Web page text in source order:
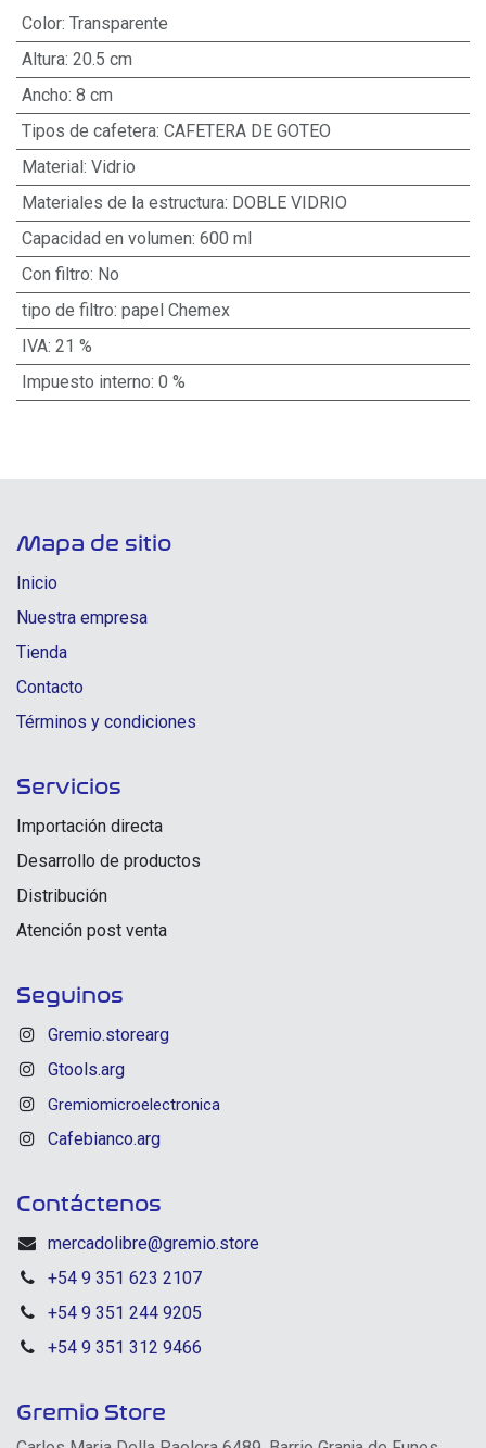
Color: Transparente
Altura: 20.5 cm
Ancho: 8 cm
Tipos de cafetera: CAFETERA DE GOTEO
Material: Vidrio
Materiales de la estructura: DOBLE VIDRIO
Capacidad en volumen: 600 ml
Con filtro: No
tipo de filtro: papel Chemex
IVA: 21 %
Impuesto interno: 0 %
Mapa de sitio
Inicio
Nuestra empresa
Tienda
Contacto
Términos y condiciones
Servicios
Importación directa
Desarrollo de productos
Distribución
Atención post venta
Seguinos
Gremio.storearg
Gtools.arg
Gremiomicroelectronica
Cafebianco.arg
Contáctenos
mercadolibre@gremio.store
+54 9 351 623 2107
+54 9 351 244 9205
+54 9 351 312 9466
Gremio Store